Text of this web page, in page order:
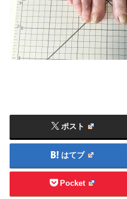
ポスト
はてブ
Pocket